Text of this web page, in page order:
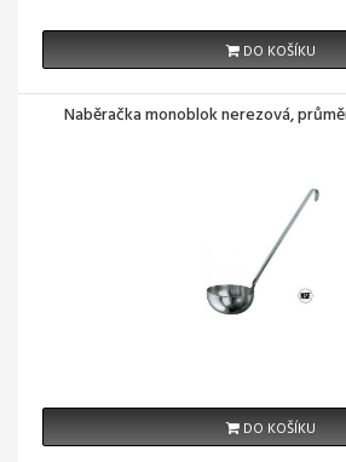
DO KOŠÍKU
Naběračka monoblok nerezová,
DO KOŠÍKU